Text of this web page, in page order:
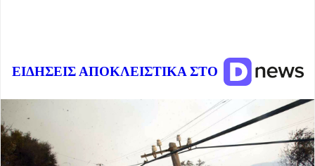
ΕΙΔΗΣΕΙΣ ΑΠΟΚΛΕΙΣΤΙΚΑ ΣΤΟ